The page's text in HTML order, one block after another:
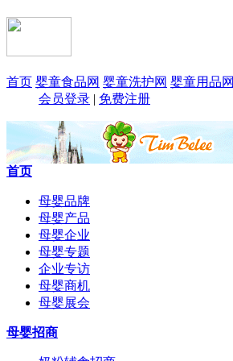
首页 婴童食品网 婴童洗护网 婴童用品网
会员登录 | 免费注册
首页
母婴品牌
母婴产品
母婴企业
母婴专题
企业专访
母婴商机
母婴展会
母婴招商